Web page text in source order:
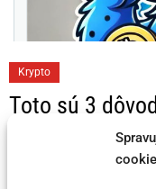
cookie
a
Krypto
Toto sú 3
KRYPTO
svoj vrchol v